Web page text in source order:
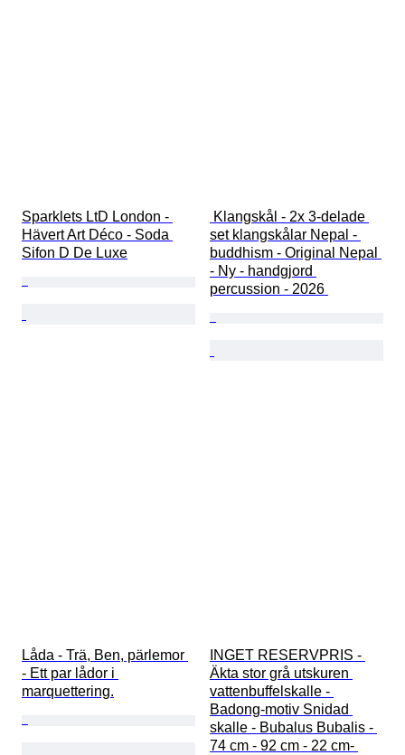
Sparklets LtD London -
Hävert Art Déco - Soda
Sifon D De Luxe
set klangskålar Nepal -
buddhism - Original Nepal
- Ny - handgjord
percussion - 2026
Låda - Trä, Ben, pärlemor
- Ett par lådor i
marquettering.
INGET RESERVPRIS -
Äkta stor grå utskuren
vattenbuffelskalle -
Badong-motiv Snidad
skalle - Bubalus Bubalis -
74 cm - 92 cm - 22 cm-